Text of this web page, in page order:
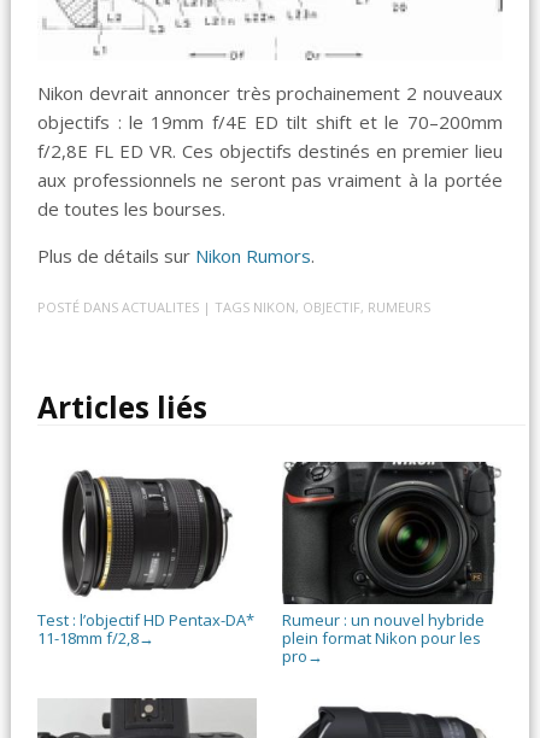
Nikon devrait annoncer très prochainement 2 nouveaux
objectifs : le 19mm f/4E ED tilt shift et le 70–200mm
f/2,8E FL ED VR. Ces objectifs destinés en premier lieu
aux professionnels ne seront pas vraiment à la portée
de toutes les bourses.
Plus de détails sur Nikon Rumors.
POSTÉ DANSACTUALITES | TAGS NIKON, OBJECTIF, RUMEURS
Articles liés
Test : l’objectif HD Pentax-DA*
11-18mm f/2,8→
Rumeur : un nouvel hybride
plein format Nikon pour les
pro →